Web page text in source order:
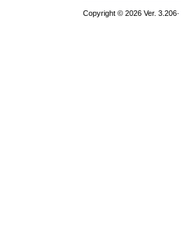
Copyright © 2026 Ver. 3.206·